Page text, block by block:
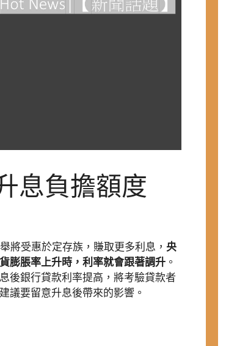
息負擔額度
舉將受惠於定存族，賺取更多利息， 央
膨脹率上升時，利率就會跟著調升 。
後銀行貸款利率提高，將考驗貸款者
議要留意升息後帶來的影響。